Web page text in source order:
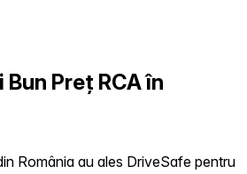
Preț RCA în
România au ales DriveSafe pentru